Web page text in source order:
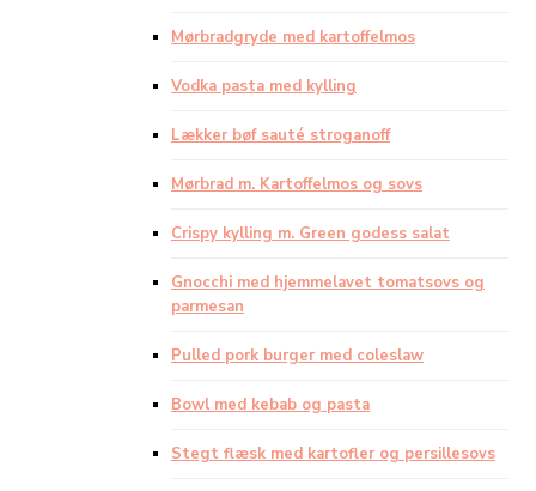
Mørbradgryde med kartoffelmos
Vodka pasta med kylling
Lækker bøf sauté stroganoff
Mørbrad m. Kartoffelmos og sovs
Crispy kylling m. Green godess salat
Gnocchi med hjemmelavet tomatsovs og
parmesan
Pulled pork burger med coleslaw
Bowl med kebab og pasta
Stegt flæsk med kartofler og persillesovs